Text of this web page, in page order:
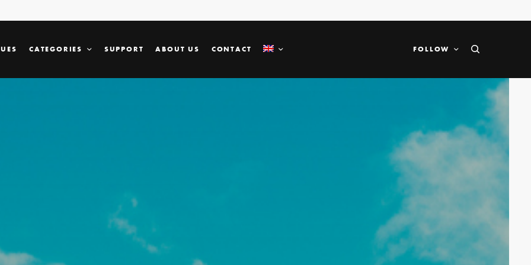
CATEGORIES SUPPORT ABOUT US CONTACT FOLLOW